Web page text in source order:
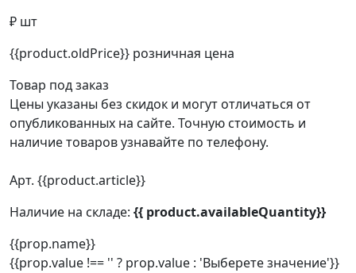
₽ шт
{{product.oldPrice}} розничная цена
Товар под заказ
Цены указаны без скидок и могут отличаться от
опубликованных на сайте. Точную стоимость и
наличие товаров узнавайте по телефону.
Арт. {{product.article}}
Наличие на складе: {{ product.availableQuantity}}
{{prop.name}}
{{prop.value !== '' ? prop.value : 'Выберете значение'}}